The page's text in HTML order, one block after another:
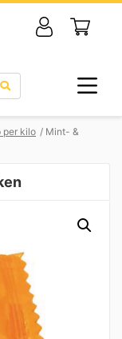
per kilo / Mint- &